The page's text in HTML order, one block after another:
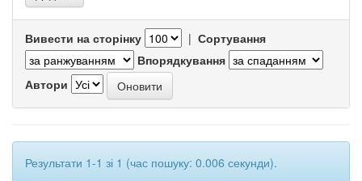
Вивести на сторінку | Сортування
Впорядкування
Автори
Результати 1-1 зі 1 (час пошуку: 0.006 секунди).